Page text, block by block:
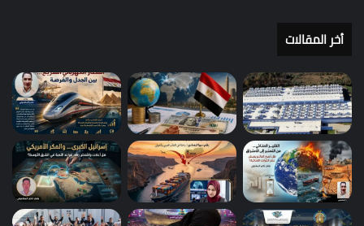
أخر المقالات